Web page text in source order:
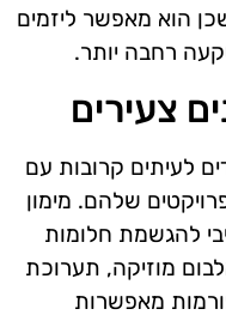
הוא מאפשר ליזמים
רחבה יותר.
צעירים
לעיתים קרובות עם
שלהם. מימון
להגשמת חלומות
מוזיקה, תערוכת
מאפשרות